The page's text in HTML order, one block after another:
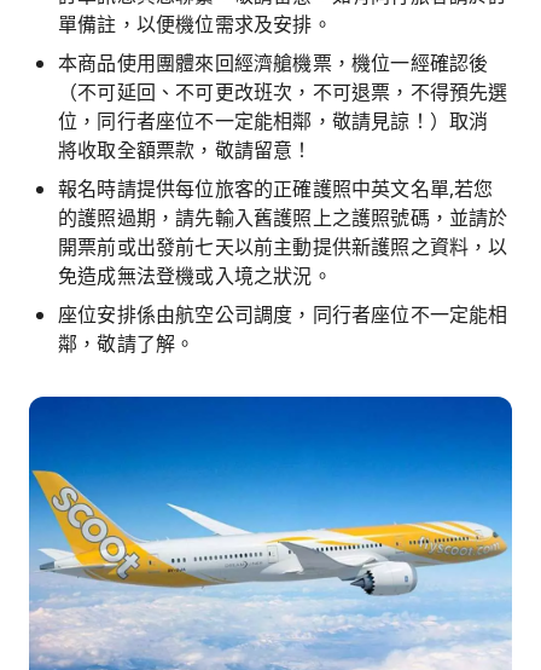
單備註，以便機位需求及安排。
本商品使用團體來回經濟艙機票，機位一經確認後
（不可延回、不可更改班次，不可退票，不得預先選
位，同行者座位不一定能相鄰，敬請見諒！）取消
將收取全額票款，敬請留意！
報名時請提供每位旅客的正確護照中英文名單,若您
的護照過期，請先輸入舊護照上之護照號碼，並請於
開票前或出發前七天以前主動提供新護照之資料，以
免造成無法登機或入境之狀況。
座位安排係由航空公司調度，同行者座位不一定能相
鄰，敬請了解。